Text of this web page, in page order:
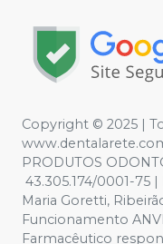
Copyright © 2025 |
PRODUTOS
43.305.174/0001-75
Maria Goretti,
Funcionamento
Farmacêutico